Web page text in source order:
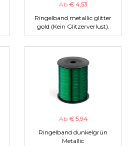
Ab € 4,53
Ringelband metallic glitter
gold (Kein Glitzerverlust).
Ab € 5,94
Ringelband dunkelgrün
Metallic